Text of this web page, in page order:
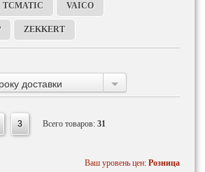
TCMATIC VAICO
ZEKKERT
доставки
3 Всего товаров: 31
Ваш уровень цен: Розница